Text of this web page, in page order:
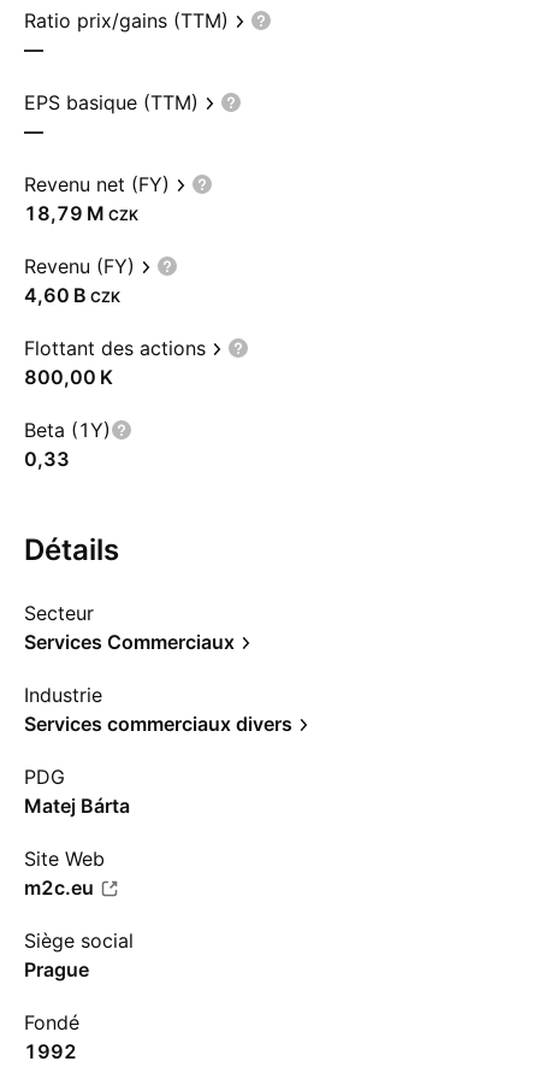
Ratio prix/gains (TTM)
—
EPS basique (TTM)
—
Revenu net (FY)
‪18,79 M‬ CZK
Revenu (FY)
‪4,60 B‬ CZK
Flottant des actions
‪800,00 K‬
Beta (1Y)
0,33
Détails
Secteur
Services Commerciaux
Industrie
Services commerciaux divers
PDG
Matej Bárta
Site Web
m2c.eu
Siège social
Prague
Fondé
1992